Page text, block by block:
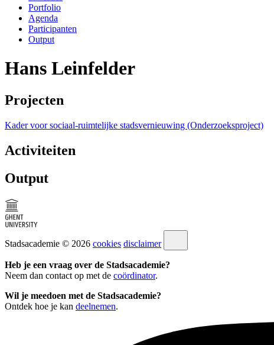
Portfolio
Agenda
Participanten
Output
Hans Leinfelder
Projecten
Kader voor sociaal-ruimtelijke stadsvernieuwing (Onderzoeksproject)
Activiteiten
Output
Stadsacademie © 2026 cookies disclaimer
Heb je een vraag over de Stadsacademie?
Neem dan contact op met de coördinator.
Wil je meedoen met de Stadsacademie?
Ontdek hoe je kan deelnemen.